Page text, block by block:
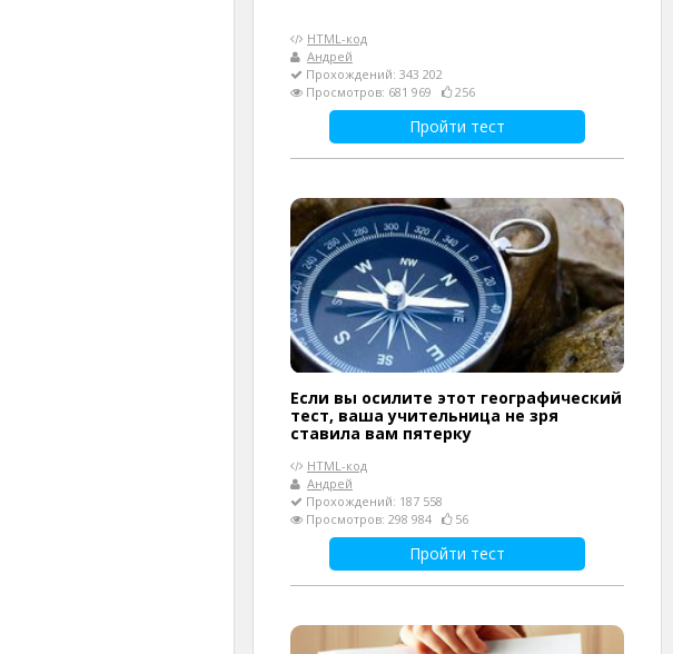
HTML-код
Андрей
Прохождений: 343 202
Просмотров: 681 969
256
Пройти тест
Если вы осилите этот географический
тест, ваша учительница не зря
ставила вам пятерку
HTML-код
Андрей
Прохождений: 187 558
Просмотров: 298 984
56
Пройти тест